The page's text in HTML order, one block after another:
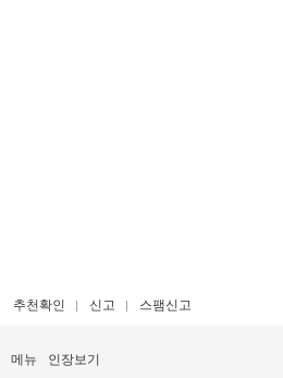
추천확인 신고 스팸신고
메뉴 인장보기